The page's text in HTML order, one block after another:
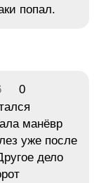
попал.
0
манёвр
уже после
дело